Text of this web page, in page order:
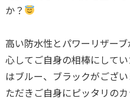
か？
高い防水性とパワーリザー
心してご自身の相棒にして
はブルー、ブラックがござ
ただきご自身にピッタリの